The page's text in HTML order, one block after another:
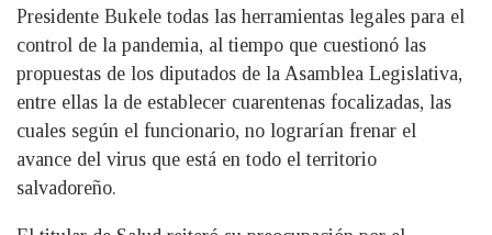
Presidente Bukele todas las herramientas legales para el
control de la pandemia, al tiempo que cuestionó las
propuestas de los diputados de la Asamblea Legislativa,
entre ellas la de establecer cuarentenas focalizadas, las
cuales según el funcionario, no lograrían frenar el
avance del virus que está en todo el territorio
salvadoreño.